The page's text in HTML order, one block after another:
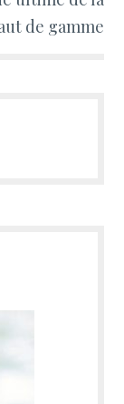
de gamme